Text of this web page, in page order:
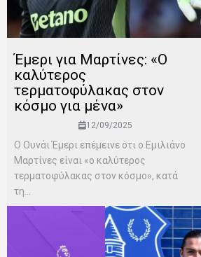
Έμερι για Μαρτίνες: «Ο
καλύτερος
τερματοφύλακας στον
κόσμο για μένα»
12/09/2025
Ο Ουνάι Έμερι επέμεινε ότι ο Εμιλιάνο
Μαρτίνες είναι «ο καλύτερος
τερματοφύλακας στον κόσμο», κατά
τη...